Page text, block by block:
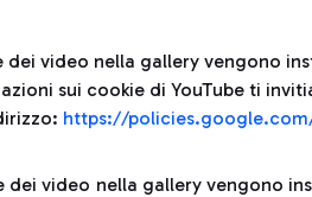
dei video nella gallery vengono
sui cookie di YouTube ti
https://
dei video nella gallery vengono